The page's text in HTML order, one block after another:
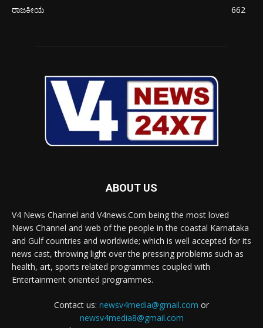
ರಾಜಕೀಯ
662
ABOUT US
V4 News Channel and V4news.Com being the most loved
News Channel and web of the people in the coastal Karnataka
and Gulf countries and worldwide; which is well accepted for its
news cast, throwing light over the pressing problems such as
health, art, sports related programmes coupled with
Entertainment oriented programmes.
Contact us: newsv4media@gmail.com or
newsv4media8@gmail.com